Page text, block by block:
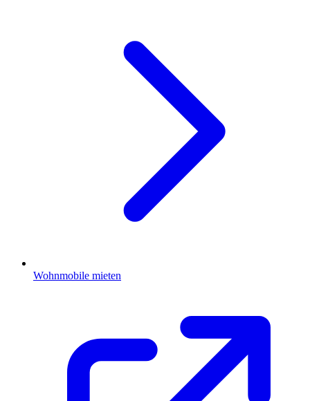
Wohnmobile mieten